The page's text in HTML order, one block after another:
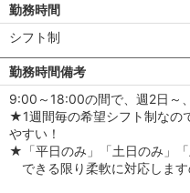
勤務時間
シフト制
勤務時間備考
9:00～18:00の間で、週2日～
★1週間毎の希望シフト制なの
やすい！
★「平日のみ」「土日のみ」「
できる限り柔軟に対応します